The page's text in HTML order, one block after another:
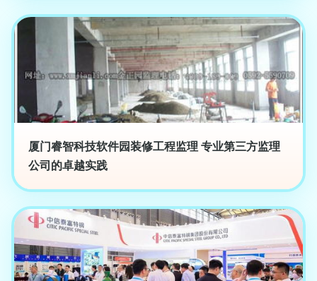
厦门睿智科技软件园装修工程监理 专业第三方监理
公司的卓越实践